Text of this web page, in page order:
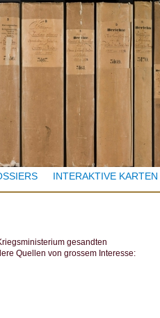
INTERAKTIVE KARTEN
gesandten
Quellen von grossem Interesse: